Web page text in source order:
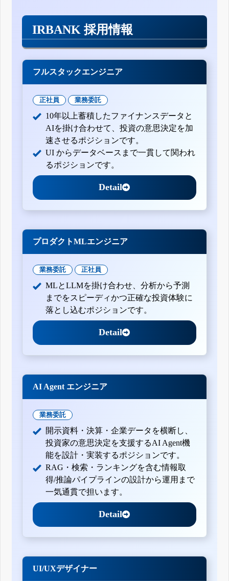
IRBANK 採用情報
フルスタックエンジニア
正社員 業務委託
10年以上蓄積したファイナンスデータと
AIを掛け合わせて、投資の意思決定を加
速させるポジションです。
UI からデータベースまで一貫して関われ
るポジションです。
Detail
プロダクトMLエンジニア
業務委託 正社員
MLとLLMを掛け合わせ、分析から予測
までをスピーディかつ正確な投資体験に
落とし込むポジションです。
Detail
AI Agent エンジニア
業務委託
開示資料・決算・企業データを横断し、
投資家の意思決定を支援するAI Agent機
能を設計・実装するポジションです。
RAG・検索・ランキングを含む情報取
得/推論パイプラインの設計から運用まで
一気通貫で担います。
Detail
UI/UXデザイナー